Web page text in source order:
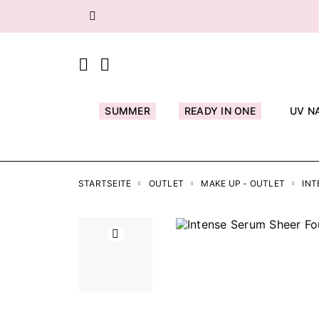
Zurück
SUMMER READY IN ONE UV
STARTSEITE OUTLET MAKE UP - OUTLET
Zurück